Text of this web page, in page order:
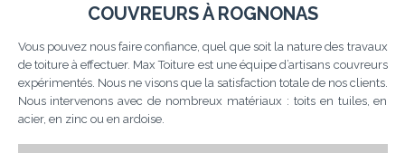
COUVREURS À ROGNONAS
Vous pouvez nous faire confiance, quel que soit la nature des travaux
de toiture à effectuer. Max Toiture est une équipe d’artisans couvreurs
expérimentés. Nous ne visons que la satisfaction totale de nos clients.
Nous intervenons avec de nombreux matériaux : toits en tuiles, en
acier, en zinc ou en ardoise.